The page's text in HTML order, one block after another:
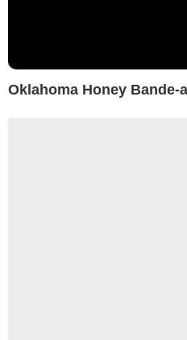
Oklahoma Honey Bande-